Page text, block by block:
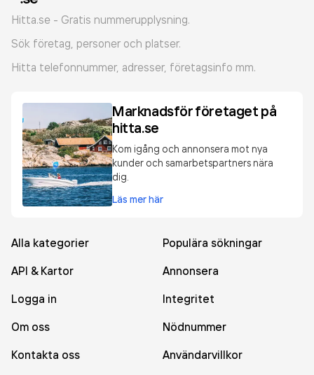
Hitta.se - Gratis nummerupplysning.
Sök företag, personer och platser.
Hitta telefonnummer, adresser, företagsinfo mm.
Marknadsför företaget på
hitta.se
Kom igång och annonsera mot nya
kunder och samarbetspartners nära
dig.
Läs mer här
Alla kategorier
Populära sökningar
API & Kartor
Annonsera
Logga in
Integritet
Om oss
Nödnummer
Kontakta oss
Användarvillkor